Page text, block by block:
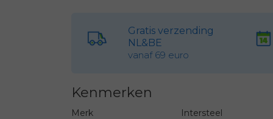
Gratis verzending
NL&BE
vanaf 69 euro
Kenmerken
Merk
Intersteel